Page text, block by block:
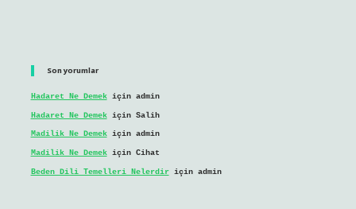
Son yorumlar
Hadaret Ne Demekiçin admin
Hadaret Ne Demekiçin Salih
Madilik Ne Demekiçin admin
Madilik Ne Demekiçin Cihat
Beden Dili Temelleri Nelerdiriçin admin